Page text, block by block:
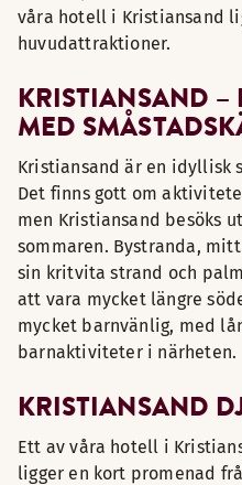
våra hotell i Kristiansand
huvudattraktioner.
KRISTIANSAND –
MED
Kristiansand är en idyllisk
Det finns gott om
men Kristiansand besöks
sommaren. Bystranda,
sin kritvita strand och
att vara mycket längre
mycket barnvänlig, med
barnaktiviteter i närheten.
KRISTIANSAND
Ett av våra hotell i
ligger en kort promenad